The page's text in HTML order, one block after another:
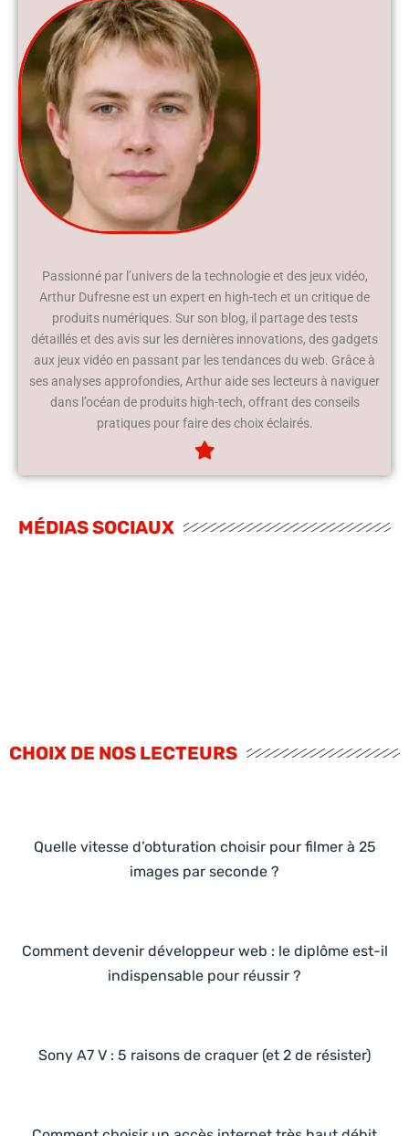
Passionné par l’univers de la technologie et des jeux vidéo,
Arthur Dufresne est un expert en high-tech et un critique de
produits numériques. Sur son blog, il partage des tests
détaillés et des avis sur les dernières innovations, des gadgets
aux jeux vidéo en passant par les tendances du web. Grâce à
ses analyses approfondies, Arthur aide ses lecteurs à naviguer
dans l’océan de produits high-tech, offrant des conseils
pratiques pour faire des choix éclairés.
MÉDIAS SOCIAUX
CHOIX DE NOS LECTEURS
Quelle vitesse d’obturation choisir pour filmer à 25
images par seconde ?
Comment devenir développeur web : le diplôme est-il
indispensable pour réussir ?
Sony A7 V : 5 raisons de craquer (et 2 de résister)